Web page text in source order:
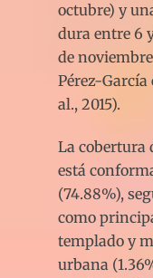
octubre) y
dura entre 6
de
Pérez-García
al., 2015).
La cobertura
está
(74.88%),
como
templado y
urbana